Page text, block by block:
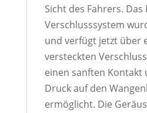
Sicht des Fahrers. Das
Verschlusssystem
und verfügt jetzt über
versteckten
einen sanften Kontakt
Druck auf den
ermöglicht. Die